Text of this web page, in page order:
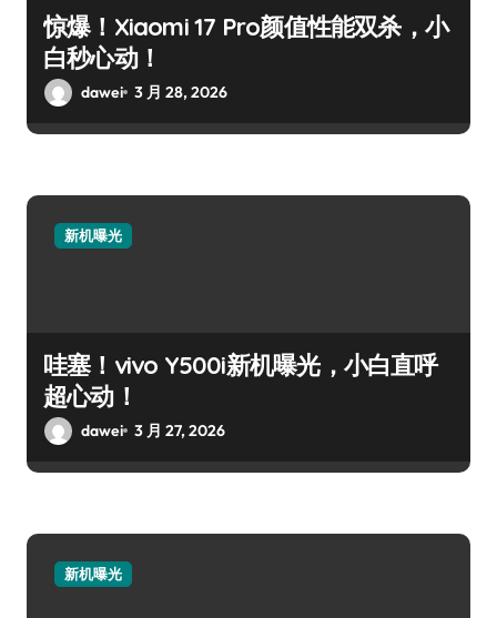
惊爆！Xiaomi 17 Pro颜值性能双杀，小
白秒心动！
dawei 3 月 28, 2026
新机曝光
哇塞！vivo Y500i新机曝光，小白直呼
超心动！
dawei 3 月 27, 2026
新机曝光